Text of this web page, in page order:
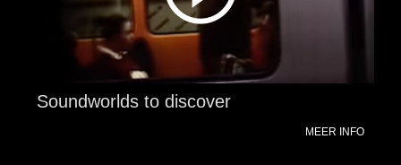
Soundworlds to discover
MEER INFO